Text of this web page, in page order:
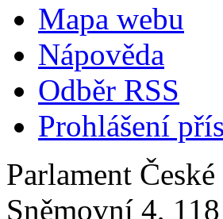
Mapa webu
Nápověda
Odběr RSS
Prohlášení
Parlament
Sněmovní 4,